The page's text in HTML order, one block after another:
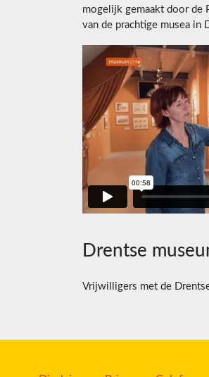
mogelijk gemaakt door de
van de prachtige musea in
Drentse
Vrijwilligers met de